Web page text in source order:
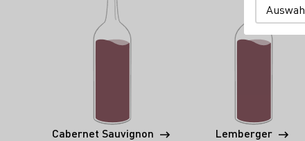
Cabernet Sauvignon Lemberger